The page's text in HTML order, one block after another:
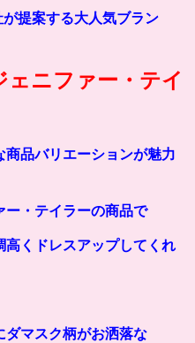
提案する大人気ブラン
ニファー・テイ
品バリエーションが魅力
ー・テイラーの商品で
くドレスアップしてくれ
ダマスク柄がお洒落な